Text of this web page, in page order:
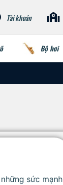
Tài khoản
Bộ hơi
sức mạnh